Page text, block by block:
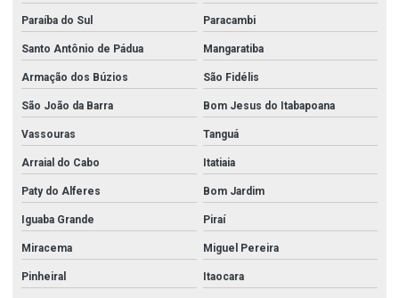
Paraíba do Sul Paracambi
Santo Antônio de Pádua Mangaratiba
Armação dos Búzios São Fidélis
São João da Barra Bom Jesus do Itabapoana
Vassouras Tanguá
Arraial do Cabo Itatiaia
Paty do Alferes Bom Jardim
Iguaba Grande Piraí
Miracema Miguel Pereira
Pinheiral Itaocara